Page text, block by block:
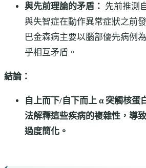
與先前理論的矛盾： 先前推測
與失智症在動作異常症狀之前
巴金森病主要以腦部優先病例
乎相互矛盾。
結論：
自上而下/自下而上 α 突觸核蛋
法解釋這些疾病的複雜性，導
過度簡化。